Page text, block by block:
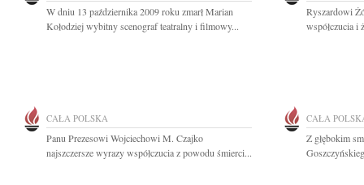
W dniu 13 października 2009 roku zmarł Marian
Kołodziej wybitny scenograf teatralny i filmowy...
Ryszardowi
współczucia i
CAŁA POLSKA
Panu Prezesowi Wojciechowi M. Czajko
najszczersze wyrazy współczucia z powodu śmierci...
CAŁA
Z głębokim